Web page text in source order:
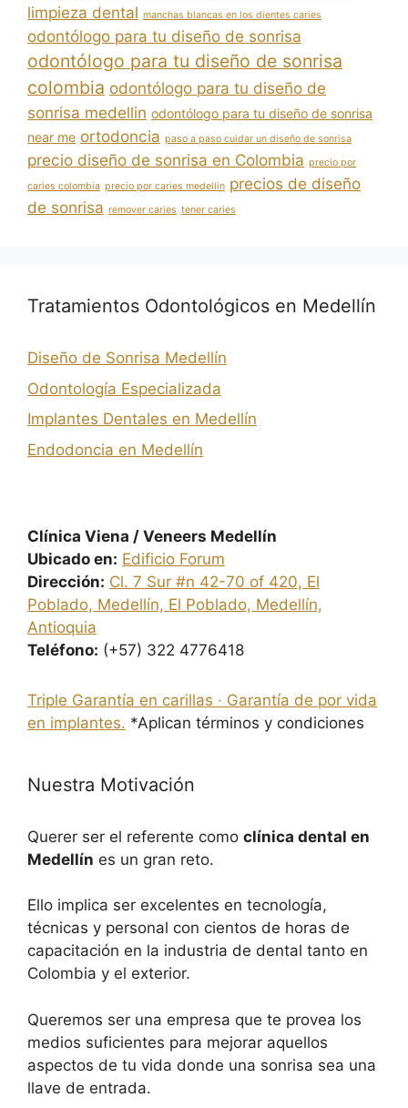
limpieza dental manchas blancas en los dientes caries
odontólogo para tu diseño de sonrisa
odontólogo para tu diseño de sonrisa
colombia odontólogo para tu diseño de
sonrisa medellin odontólogo para tu diseño de sonrisa
near me ortodoncia paso a paso cuidar un diseño de sonrisa
precio diseño de sonrisa en Colombia precio por
caries colombia precio por caries medellin precios de diseño
de sonrisa remover caries tener caries
Tratamientos Odontológicos en Medellín
Diseño de Sonrisa Medellín
Odontología Especializada
Implantes Dentales en Medellín
Endodoncia en Medellín
Clínica Viena / Veneers Medellín
Ubicado en: Edificio Forum
Dirección: Cl. 7 Sur #n 42-70 of 420, El
Poblado, Medellín, El Poblado, Medellín,
Antioquia
Teléfono: (+57) 322 4776418
Triple Garantía en carillas · Garantía de por vida
en implantes. *Aplican términos y condiciones
Nuestra Motivación
Querer ser el referente como clínica dental en
Medellín es un gran reto.
Ello implica ser excelentes en tecnología,
técnicas y personal con cientos de horas de
capacitación en la industria de dental tanto en
Colombia y el exterior.
Queremos ser una empresa que te provea los
medios suficientes para mejorar aquellos
aspectos de tu vida donde una sonrisa sea una
llave de entrada.